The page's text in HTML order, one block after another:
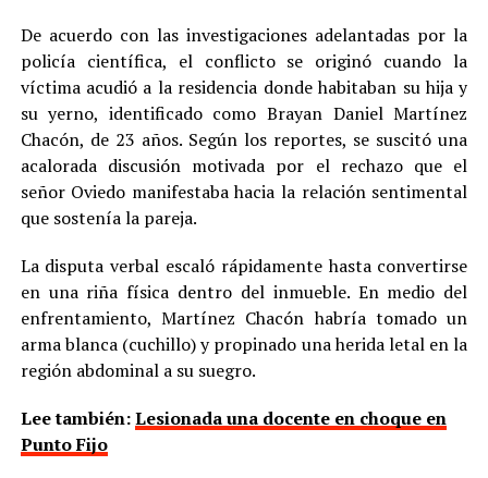
De acuerdo con las investigaciones adelantadas por la
policía científica, el conflicto se originó cuando la
víctima acudió a la residencia donde habitaban su hija y
su yerno, identificado como Brayan Daniel Martínez
Chacón, de 23 años. Según los reportes, se suscitó una
acalorada discusión motivada por el rechazo que el
señor Oviedo manifestaba hacia la relación sentimental
que sostenía la pareja.
La disputa verbal escaló rápidamente hasta convertirse
en una riña física dentro del inmueble. En medio del
enfrentamiento, Martínez Chacón habría tomado un
arma blanca (cuchillo) y propinado una herida letal en la
región abdominal a su suegro.
Lee también:Lesionada una docente en choque en
Punto Fijo